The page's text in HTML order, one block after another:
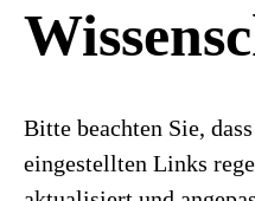
Bitte beachten Sie,
eingestellten Links